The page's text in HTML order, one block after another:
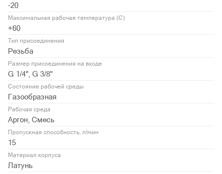
-20
Максимальная рабочая температура (С)
+60
Тип присоединения
Резьба
Размер присоединения на входе
G 1/4", G 3/8"
Состояние рабочей среды
Газообразная
Рабочая среда
Аргон, Смесь
Пропускная способность, л/мин
15
Материал корпуса
Латунь